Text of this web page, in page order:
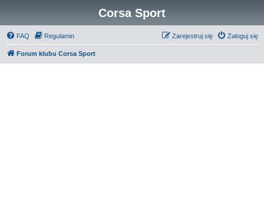
Corsa Sport
FAQ Regulamin Zaloguj się
Zarejestruj się
Forum klubu Corsa Sport